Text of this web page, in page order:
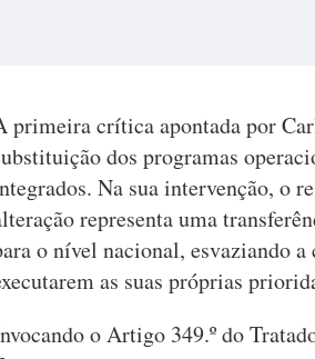
primeira crítica apontada por
dos programas
Na sua intervenção, o
representa uma
o nível nacional, esvaziando
as suas próprias
o Artigo 349.º do